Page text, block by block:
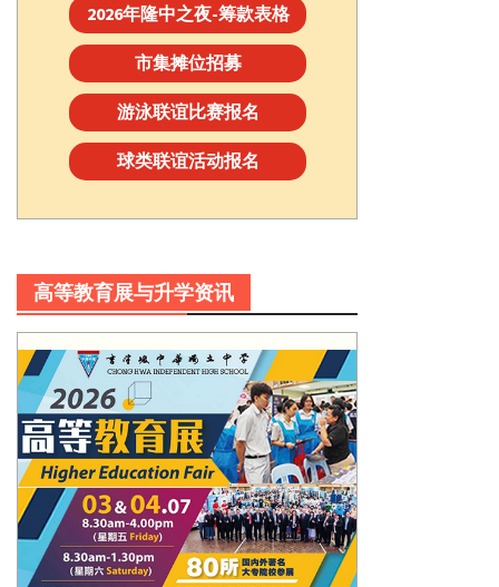
2026年隆中之夜-筹款表格
市集摊位招募
游泳联谊比赛报名
球类联谊活动报名
高等教育展与升学资讯